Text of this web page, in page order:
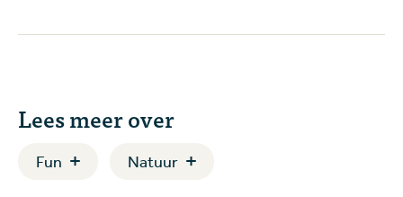
Lees meer over
Fun Natuur